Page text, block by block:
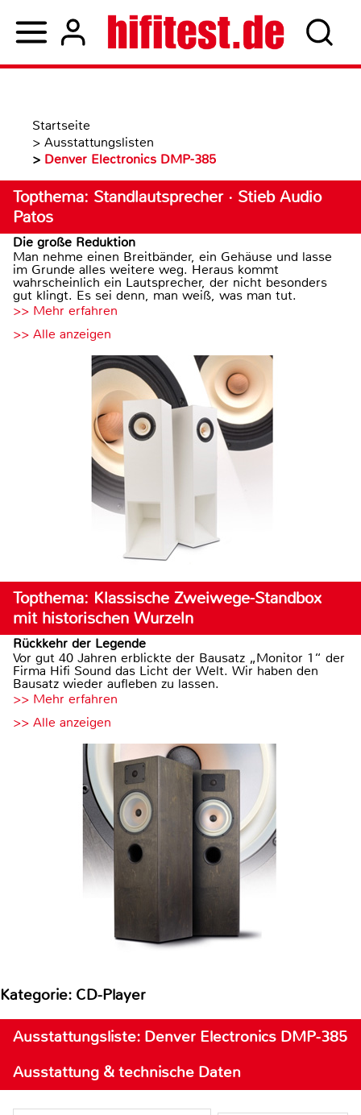
Startseite
> Ausstattungslisten
> Denver Electronics DMP-385
Topthema: Standlautsprecher · Stieb Audio
Patos
Die große Reduktion
Man nehme einen Breitbänder, ein Gehäuse und lasse
im Grunde alles weitere weg. Heraus kommt
wahrscheinlich ein Lautsprecher, der nicht besonders
gut klingt. Es sei denn, man weiß, was man tut.
>> Mehr erfahren
>> Alle anzeigen
Topthema: Klassische Zweiwege-Standbox
mit historischen Wurzeln
Rückkehr der Legende
Vor gut 40 Jahren erblickte der Bausatz „Monitor 1“ der
Firma Hifi Sound das Licht der Welt. Wir haben den
Bausatz wieder aufleben zu lassen.
>> Mehr erfahren
>> Alle anzeigen
Kategorie: CD-Player
Ausstattungsliste: Denver Electronics DMP-385
Ausstattung & technische Daten